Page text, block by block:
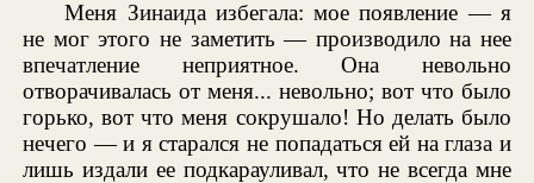
Меня Зинаида избегала: мое появление — я
не мог этого не заметить — производило на нее
впечатление неприятное. Она невольно
отворачивалась от меня... невольно; вот что было
горько, вот что меня сокрушало! Но делать было
нечего — и я старался не попадаться ей на глаза и
лишь издали ее подкарауливал, что не всегда мне